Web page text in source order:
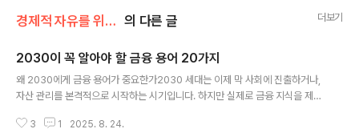
경제적 자유를 위한 길 의 다른 글 더보기
2030이 꼭 알아야 할 금융 용어 20가지
왜 2030에게 금융 용어가 중요한가2030 세대는 이제 막 사회에 진출하거나,
자산 관리를 본격적으로 시작하는 시기입니다. 하지만 실제로 금융 지식을 제대
하며, 어떤 금융 상품을 선택해야 하는지 헷갈리는 경우가 많습니다. 이때 기본
3 1 2025. 8. 24.